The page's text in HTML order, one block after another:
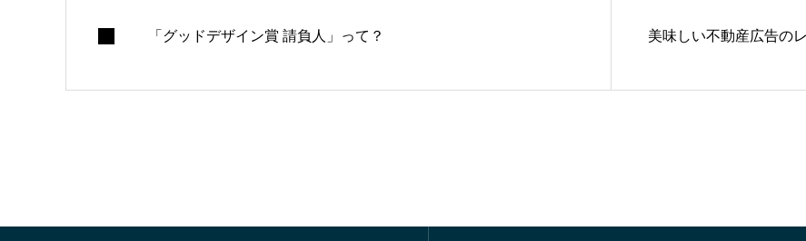
「グッドデザイン賞 請負人」って？ 美味しい不動産広告の